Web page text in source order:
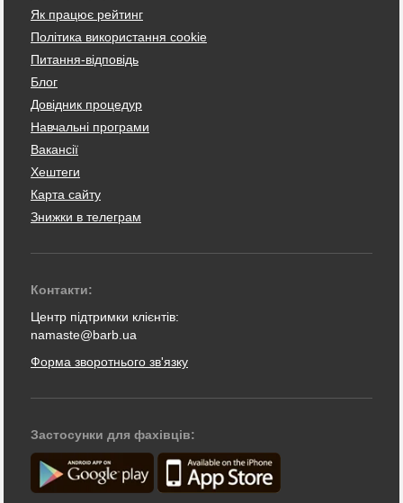
Як працює рейтинг
Політика використання cookie
Питання-відповідь
Блог
Довідник процедур
Навчальні програми
Вакансії
Хештеги
Карта сайту
Знижки в телеграм
Контакти:
Центр підтримки клієнтів:
namaste@barb.ua
Форма зворотнього зв'язку
Застосунки для фахівців: